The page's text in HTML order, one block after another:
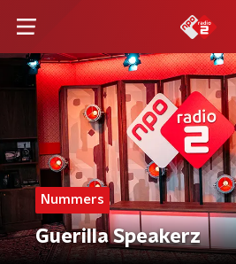
Nummers
Guerilla Speakerz